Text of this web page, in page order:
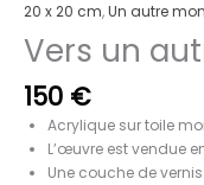
20 x 20 cm,Un autre
Vers un
150 €
Acrylique sur toile
L’œuvre est vendue
Une couche de